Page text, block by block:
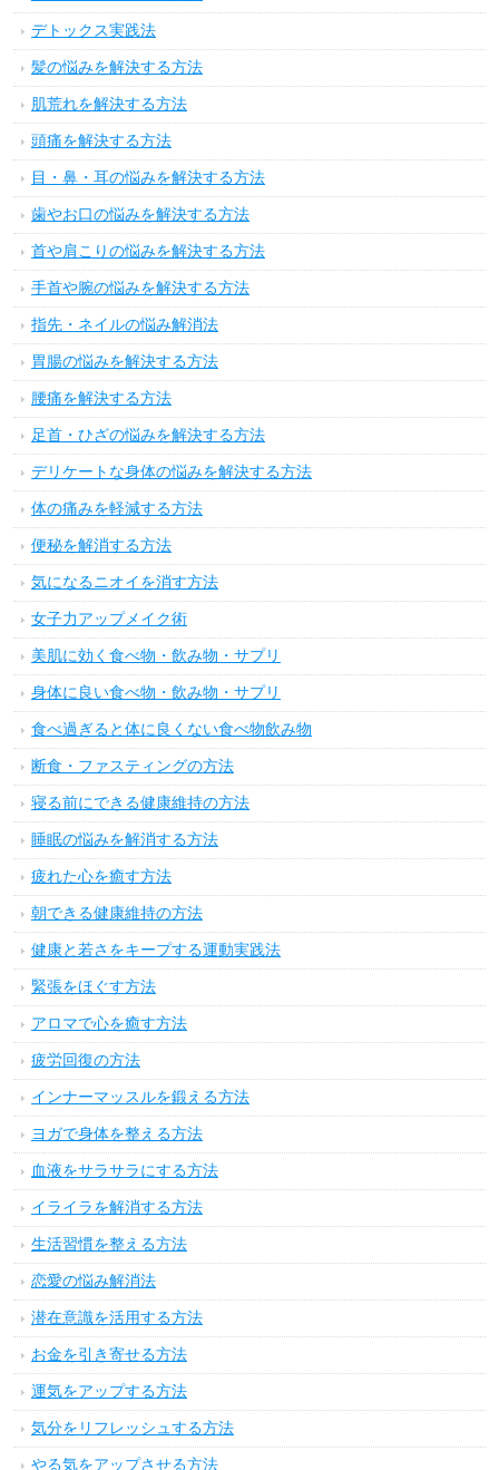
デトックス実践法
髪の悩みを解決する方法
肌荒れを解決する方法
頭痛を解決する方法
目・鼻・耳の悩みを解決する方法
歯やお口の悩みを解決する方法
首や肩こりの悩みを解決する方法
手首や腕の悩みを解決する方法
指先・ネイルの悩み解消法
胃腸の悩みを解決する方法
腰痛を解決する方法
足首・ひざの悩みを解決する方法
デリケートな身体の悩みを解決する方法
体の痛みを軽減する方法
便秘を解消する方法
気になるニオイを消す方法
女子力アップメイク術
美肌に効く食べ物・飲み物・サプリ
身体に良い食べ物・飲み物・サプリ
食べ過ぎると体に良くない食べ物飲み物
断食・ファスティングの方法
寝る前にできる健康維持の方法
睡眠の悩みを解消する方法
疲れた心を癒す方法
朝できる健康維持の方法
健康と若さをキープする運動実践法
緊張をほぐす方法
アロマで心を癒す方法
疲労回復の方法
インナーマッスルを鍛える方法
ヨガで身体を整える方法
血液をサラサラにする方法
イライラを解消する方法
生活習慣を整える方法
恋愛の悩み解消法
潜在意識を活用する方法
お金を引き寄せる方法
運気をアップする方法
気分をリフレッシュする方法
やる気をアップさせる方法